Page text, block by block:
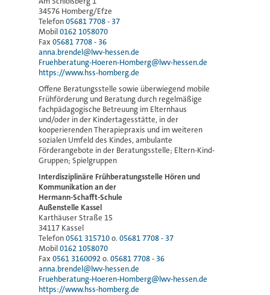
34576 Homberg/Efze
Telefon05681 7708 - 37
Mobil0162 1058070
Fax05681 7708 - 36
anna.brendel@lwv-hessen.de
Fruehberatung-Hoeren-Homberg@lwv-hessen.de
https://www.hss-homberg.de
Offene Beratungsstelle sowie überwiegend mobile
Frühförderung und Beratung durch regelmäßige
fachpädagogische Betreuung im Elternhaus
und/oder in der Kindertagesstätte, in der
kooperierenden Therapiepraxis und im weiteren
sozialen Umfeld des Kindes, ambulante
Förderangebote in der Beratungsstelle; Eltern-Kind-
Gruppen; Spielgruppen
Interdisziplinäre Frühberatungsstelle Hören und
Kommunikation an der
Hermann-Schafft-Schule
Außenstelle Kassel
Karthäuser Straße 15
34117 Kassel
Telefon0561 315710o.05681 7708 - 37
Mobil0162 1058070
Fax0561 3160092o.05681 7708 - 36
anna.brendel@lwv-hessen.de
Fruehberatung-Hoeren-Homberg@lwv-hessen.de
https://www.hss-homberg.de